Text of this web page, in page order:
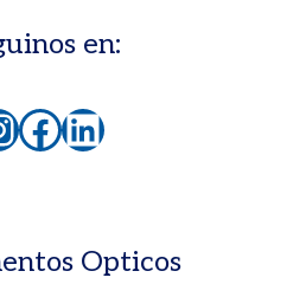
en:
Facebook
LinkedIn
Opticos